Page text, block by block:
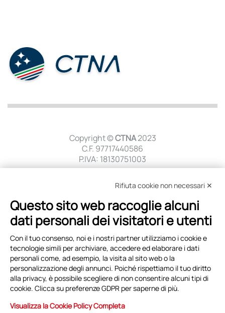
Copyright ©CTNA2023
C.F. 97717440586
P.IVA: 18130751003
c/o AIAD Via Nazionale, 54
00184 Roma
Sede Operativa
00184 Roma
Privacy Policy
Modifica preferenze cookie
ContattareCTNA
Mobile+39 380 1895482
Rifiuta cookie non necessari ✕
Questo sito web raccoglie alcuni
dati personali dei visitatori e utenti
Con il tuo consenso, noi e i nostri partner utilizziamo i cookie e
tecnologie simili per archiviare, accedere ed elaborare i dati
personali come, ad esempio, la visita al sito web o la
personalizzazione degli annunci. Poiché rispettiamo il tuo diritto
alla privacy, è possibile scegliere di non consentire alcuni tipi di
cookie. Clicca su preferenze GDPR per saperne di più.
Visualizza la Cookie Policy Completa